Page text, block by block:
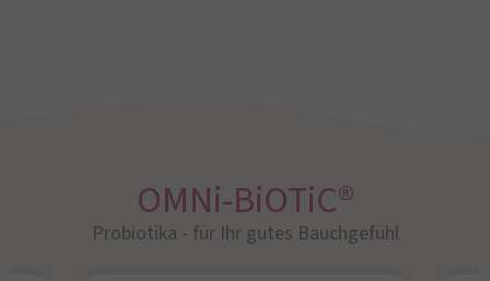
OMNi-BiOTiC®
Probiotika - für Ihr gutes Bauchgefühl​